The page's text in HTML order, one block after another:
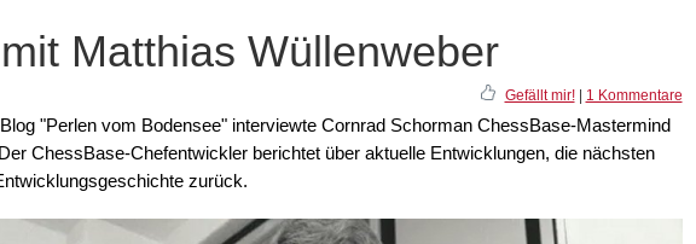
Matthias Wüllenweber
Gefällt mir!| 1 Kommentare
"Perlen vom Bodensee" interviewte Cornrad Schorman ChessBase-Mastermind
ChessBase-Chefentwickler berichtet über aktuelle Entwicklungen, die nächsten
zurück.